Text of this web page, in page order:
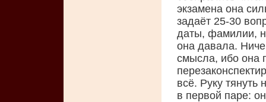
экзамена она
задаёт 25-30
даты, фамилии,
она давала.
смысла, ибо она
всё. Руку
в первой паре: